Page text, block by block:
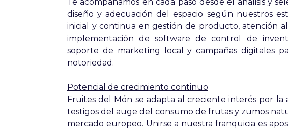
diseño y adecuación del espacio según nuestros
inicial y continua en gestión de producto, atención
implementación de software de control de
soporte de marketing local y campañas digitales
notoriedad.
Potencial de crecimiento continuo
Fruites del Món se adapta al creciente interés por la
testigos del auge del consumo de frutas y zumos
mercado europeo. Unirse a nuestra franquicia es